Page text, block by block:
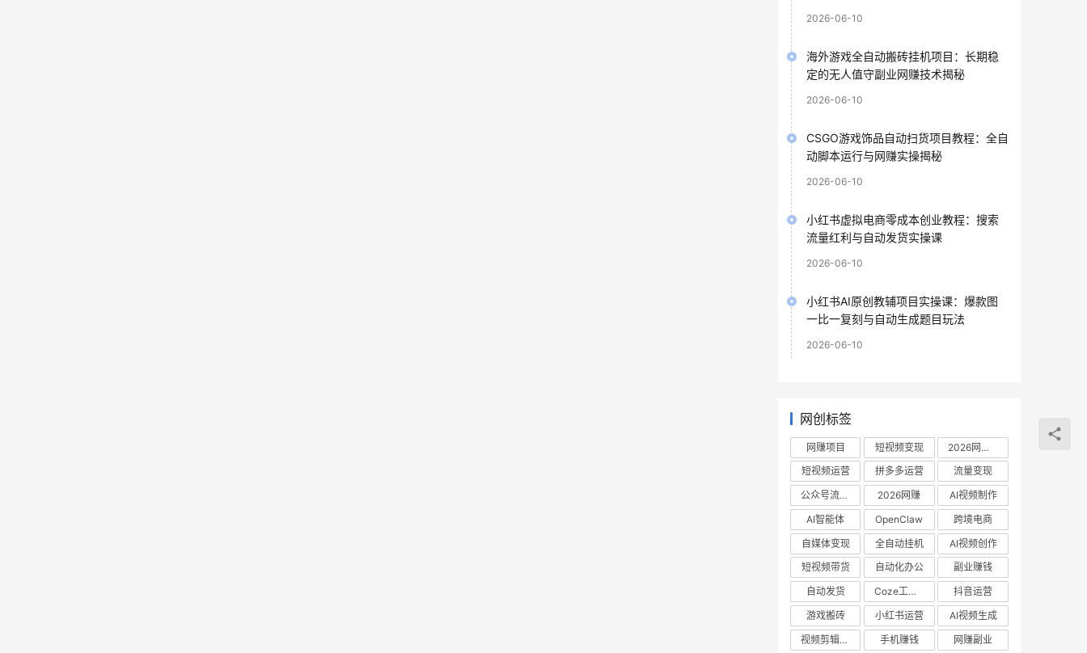
2026-06-10
海外游戏全自动搬砖挂机项目：长期稳
定的无人值守副业网赚技术揭秘
2026-06-10
CSGO游戏饰品自动扫货项目教程：全自
动脚本运行与网赚实操揭秘
2026-06-10
小红书虚拟电商零成本创业教程：搜索
流量红利与自动发货实操课
2026-06-10
小红书AI原创教辅项目实操课：爆款图
一比一复刻与自动生成题目玩法
2026-06-10
网创标签
网赚项目 短视频变现
2026网赚项目
短视频运营
拼多多运营
流量变现
公众号流量主
2026网赚
AI视频制作
AI智能体
OpenClaw
跨境电商
自媒体变现
全自动挂机
AI视频创作
短视频带货
自动化办公
副业赚钱
自动发货
Coze工作流
抖音运营
游戏搬砖
小红书运营
AI视频生成
视频剪辑教程
手机赚钱 网赚副业